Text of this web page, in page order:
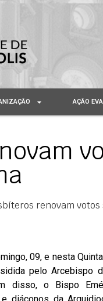
AÇÃO
renovam votos
09, e nesta
pelo Arcebispo
disso, o Bispo